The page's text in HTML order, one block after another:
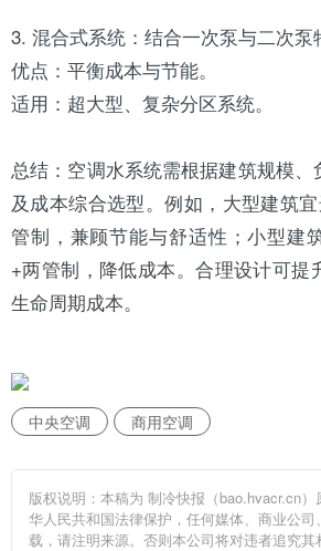
3. 混合式系统：结合一次泵与二次泵
优点：平衡成本与节能。
适用：超大型、复杂分区系统。
总结：空调水系统需根据建筑规模
及成本综合选型。例如，大型建筑
管制，兼顾节能与舒适性；小型建
+两管制，降低成本。合理设计可提
生命周期成本。
中央空调 商用空调
版权说明：本稿为 制冷快报（bao.hvacr.cn
华人民共和国法律保护，任何媒体、商业公
载，请注明来源。否则本公司将对违者追究其